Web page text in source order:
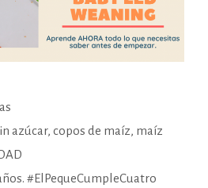
azúcar,copos de maíz, maíz
#ElPequeCumpleCuatro